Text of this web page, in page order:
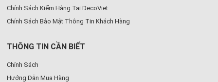
Chính Sách Kiểm Hàng Tại DecoViet
Chính Sách Bảo Mật Thông Tin Khách Hàng
THÔNG TIN CẦN BIẾT
Chính Sách
Hướng Dẫn Mua Hàng